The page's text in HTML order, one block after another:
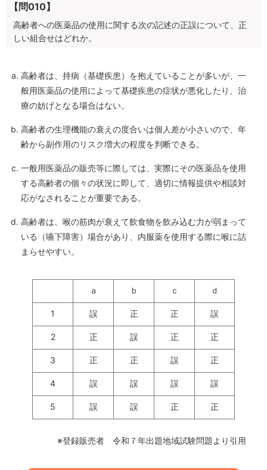
【問010】
高齢者への医薬品の使用に関する次の記述の正誤について、正
しい組合せはどれか。
高齢者は、持病（基礎疾患）を抱えていることが多いが、一
般用医薬品の使用によって基礎疾患の症状が悪化したり、治
療の妨げとなる場合はない。
高齢者の生理機能の衰えの度合いは個人差が小さいので、年
齢から副作用のリスク増大の程度を判断できる。
一般用医薬品の販売等に際しては、実際にその医薬品を使用
する高齢者の個々の状況に即して、適切に情報提供や相談対
応がなされることが重要である。
高齢者は、喉の筋肉が衰えて飲食物を飲み込む力が弱まって
いる（嚥下障害）場合があり、内服薬を使用する際に喉に詰
まらせやすい。
ａ ｂ ｃ ｄ
1 誤 正 正 誤
2 正 誤 正 正
3 正 正 誤 正
4 誤 誤 誤 誤
5 誤 誤 正 正
※登録販売者 令和７年出題地域試験問題より引用